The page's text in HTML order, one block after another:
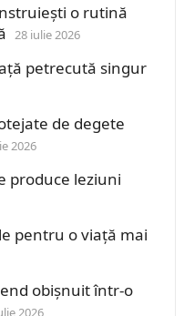
o rutină
28 iulie 2026
petrecută singur
de degete
2026
produce leziuni
pentru o viață mai
obișnuit într-o
2026